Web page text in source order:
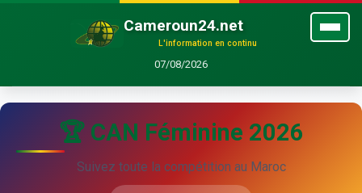
Cameroun24.net
L'information en continu
07/08/2026
🏆 CAN Féminine 2026
Suivez toute la compétition au Maroc